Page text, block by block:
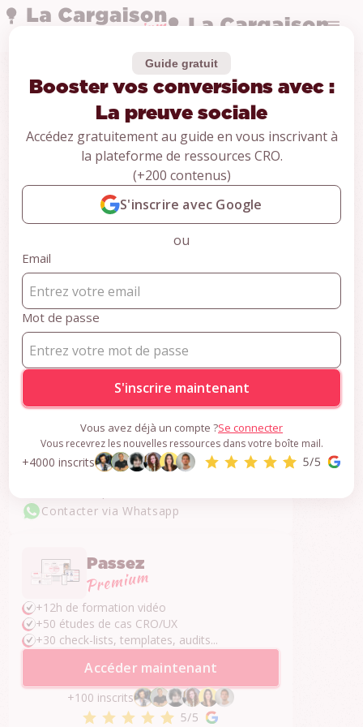
Guide gratuit
Booster vos conversions avec :
La preuve sociale
Accédez gratuitement au guide en vous inscrivant à
la plateforme de ressources CRO.
(+200 contenus)
S'inscrire avec Google
ou
Email
Mot de passe
Vous avez déjà un compte ?Se connecter
Vous recevrez les nouvelles ressources dans votre boîte mail.
+4000 inscrits
Guides
Booster vos
conversions avec :
La preuve sociale
CONTENU RÉSERVÉ AUX MEMBRES
Pour accéder au contenu,
inscrivez-vous gratuitement et
accédez à +100 ressources
CRO
S'inscrire gratuitement
Une question ?
Je réponds dans les 24h.
Contacter via Whatsapp
Passez
+12h de formation vidéo
+50 études de cas CRO/UX
+30 check-lists, templates, audits...
Accéder maintenant
+100 inscrits